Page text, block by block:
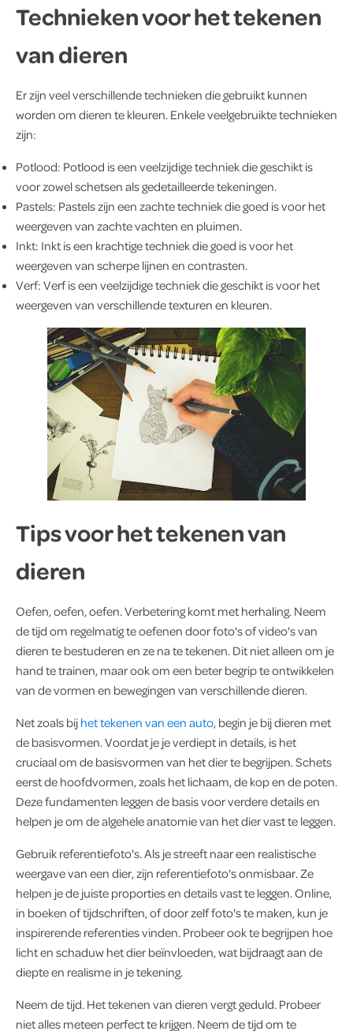
Technieken voor het tekenen
van dieren
Er zijn veel verschillende technieken die gebruikt kunnen
worden om dieren te kleuren. Enkele veelgebruikte technieken
zijn:
Potlood: Potlood is een veelzijdige techniek die geschikt is
voor zowel schetsen als gedetailleerde tekeningen.
Pastels: Pastels zijn een zachte techniek die goed is voor het
weergeven van zachte vachten en pluimen.
Inkt: Inkt is een krachtige techniek die goed is voor het
weergeven van scherpe lijnen en contrasten.
Verf: Verf is een veelzijdige techniek die geschikt is voor het
weergeven van verschillende texturen en kleuren.
Tips voor het tekenen van
dieren
Oefen, oefen, oefen. Verbetering komt met herhaling. Neem
de tijd om regelmatig te oefenen door foto's of video's van
dieren te bestuderen en ze na te tekenen. Dit niet alleen om je
hand te trainen, maar ook om een beter begrip te ontwikkelen
van de vormen en bewegingen van verschillende dieren.
Net zoals bij het tekenen van een auto, begin je bij dieren met
de basisvormen. Voordat je je verdiept in details, is het
cruciaal om de basisvormen van het dier te begrijpen. Schets
eerst de hoofdvormen, zoals het lichaam, de kop en de poten.
Deze fundamenten leggen de basis voor verdere details en
helpen je om de algehele anatomie van het dier vast te leggen.
Gebruik referentiefoto's. Als je streeft naar een realistische
weergave van een dier, zijn referentiefoto's onmisbaar. Ze
helpen je de juiste proporties en details vast te leggen. Online,
in boeken of tijdschriften, of door zelf foto's te maken, kun je
inspirerende referenties vinden. Probeer ook te begrijpen hoe
licht en schaduw het dier beïnvloeden, wat bijdraagt aan de
diepte en realisme in je tekening.
Neem de tijd. Het tekenen van dieren vergt geduld. Probeer
niet alles meteen perfect te krijgen. Neem de tijd om te